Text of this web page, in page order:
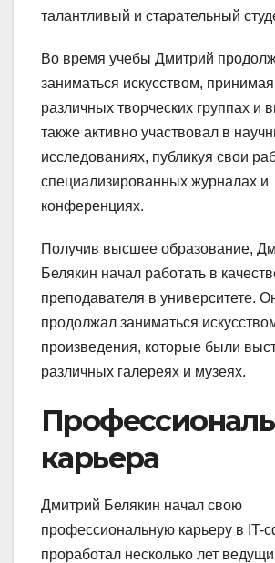
талантливый и старательный
Во время учебы Дмитрий
заниматься искусством,
различных творческих группах и
также активно участвовал в
исследованиях, публикуя свои
специализированных журналах и
конференциях.
Получив высшее образование,
Белякин начал работать в
преподавателя в университете.
продолжал заниматься
произведения, которые были
различных галереях и музеях.
карьера
Дмитрий Белякин начал свою
профессиональную карьеру в IT-
проработал несколько лет